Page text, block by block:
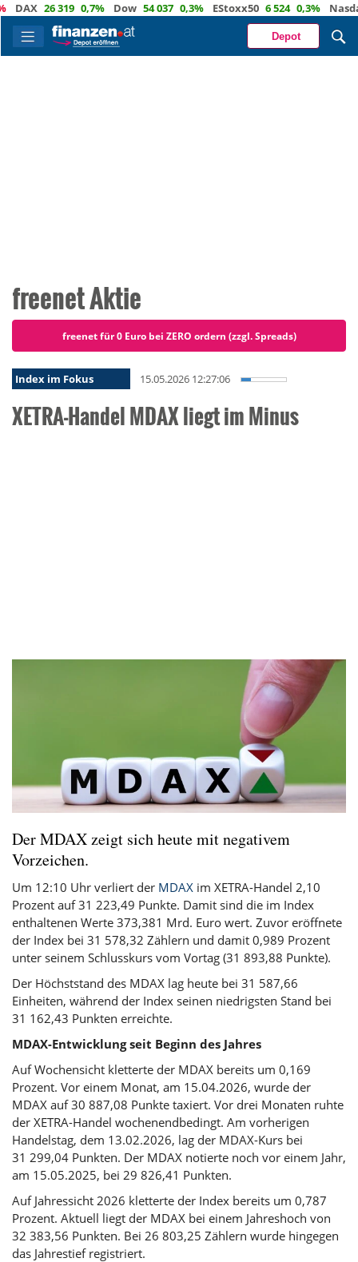
26 319 0,7% Dow 54 037 0,3% EStoxx50 6 524 0,3% Nasdaq 29
Depot
freenet Aktie
freenet für 0 Euro bei ZERO ordern (zzgl. Spreads)
Index im Fokus 15.05.2026 12:27:06
XETRA-Handel MDAX liegt im Minus
Der MDAX zeigt sich heute mit negativem
Vorzeichen.
Um 12:10 Uhr verliert der MDAX im XETRA-Handel 2,10
Prozent auf 31 223,49 Punkte. Damit sind die im Index
enthaltenen Werte 373,381 Mrd. Euro wert. Zuvor eröffnete
der Index bei 31 578,32 Zählern und damit 0,989 Prozent
unter seinem Schlusskurs vom Vortag (31 893,88 Punkte).
Der Höchststand des MDAX lag heute bei 31 587,66
Einheiten, während der Index seinen niedrigsten Stand bei
31 162,43 Punkten erreichte.
MDAX-Entwicklung seit Beginn des Jahres
Auf Wochensicht kletterte der MDAX bereits um 0,169
Prozent. Vor einem Monat, am 15.04.2026, wurde der
MDAX auf 30 887,08 Punkte taxiert. Vor drei Monaten ruhte
der XETRA-Handel wochenendbedingt. Am vorherigen
Handelstag, dem 13.02.2026, lag der MDAX-Kurs bei
31 299,04 Punkten. Der MDAX notierte noch vor einem Jahr,
am 15.05.2025, bei 29 826,41 Punkten.
Auf Jahressicht 2026 kletterte der Index bereits um 0,787
Prozent. Aktuell liegt der MDAX bei einem Jahreshoch von
32 383,56 Punkten. Bei 26 803,25 Zählern wurde hingegen
das Jahrestief registriert.